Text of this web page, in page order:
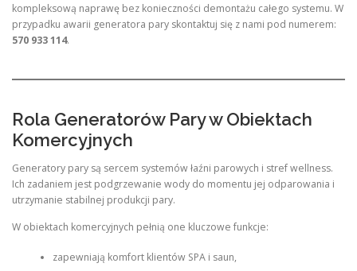
kompleksową naprawę bez konieczności demontażu całego systemu. W
przypadku awarii generatora pary skontaktuj się z nami pod numerem:
570 933 114.
Rola Generatorów Pary w Obiektach
Komercyjnych
Generatory pary są sercem systemów łaźni parowych i stref wellness.
Ich zadaniem jest podgrzewanie wody do momentu jej odparowania i
utrzymanie stabilnej produkcji pary.
W obiektach komercyjnych pełnią one kluczowe funkcje:
zapewniają komfort klientów SPA i saun,